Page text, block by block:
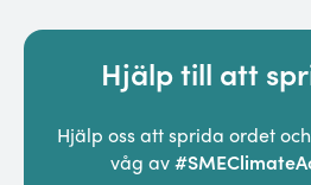
Hjälp till att
Hjälp oss att sprida ordet
våg av